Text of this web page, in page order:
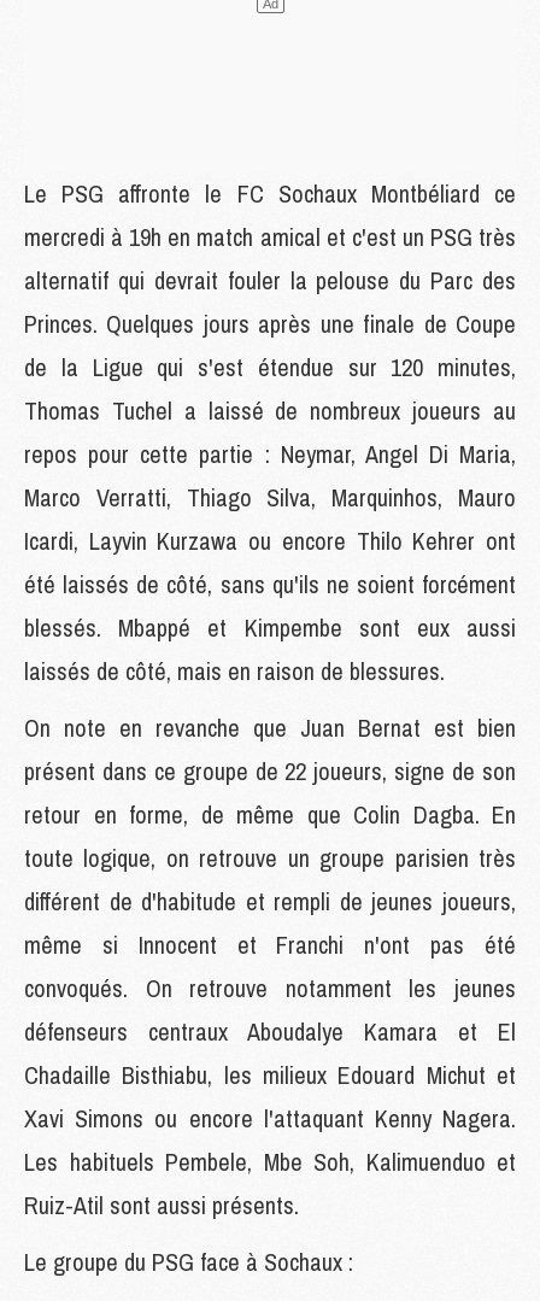
Le PSG affronte le FC Sochaux Montbéliard ce
mercredi à 19h en match amical et c'est un PSG très
alternatif qui devrait fouler la pelouse du Parc des
Princes. Quelques jours après une finale de Coupe
de la Ligue qui s'est étendue sur 120 minutes,
Thomas Tuchel a laissé de nombreux joueurs au
repos pour cette partie : Neymar, Angel Di Maria,
Marco Verratti, Thiago Silva, Marquinhos, Mauro
Icardi, Layvin Kurzawa ou encore Thilo Kehrer ont
été laissés de côté, sans qu'ils ne soient forcément
blessés. Mbappé et Kimpembe sont eux aussi
laissés de côté, mais en raison de blessures.
On note en revanche que Juan Bernat est bien
présent dans ce groupe de 22 joueurs, signe de son
retour en forme, de même que Colin Dagba. En
toute logique, on retrouve un groupe parisien très
différent de d'habitude et rempli de jeunes joueurs,
même si Innocent et Franchi n'ont pas été
convoqués. On retrouve notamment les jeunes
défenseurs centraux Aboudalye Kamara et El
Chadaille Bisthiabu, les milieux Edouard Michut et
Xavi Simons ou encore l'attaquant Kenny Nagera.
Les habituels Pembele, Mbe Soh, Kalimuenduo et
Ruiz-Atil sont aussi présents.
Le groupe du PSG face à Sochaux :